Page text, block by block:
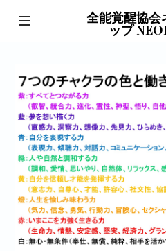
全能覚醒協会
ップ